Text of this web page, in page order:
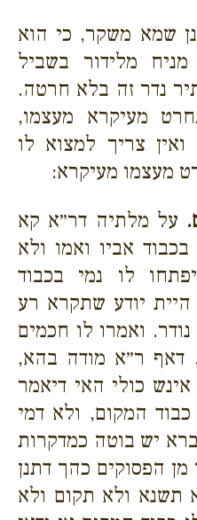
שמא משקר, כי הוא
מלידור בשביל
נדר זה בלא חרטה.
מעיקרא מעצמו,
צריך למצוא לו
מעצמו מעיקרא:
על מלתיה דר״א קא
אביו ואמו ולא
לו נמי בכבוד
היית יודע שתקרא רע
ואמרו לו חכמים
דאף ר״א מודה בהא,
כולי האי דיאמר
המקום, ולא דמי
יש בוטה כמדקרות
הפסוקים כהך דתנן
תשנא ולא תקום ולא